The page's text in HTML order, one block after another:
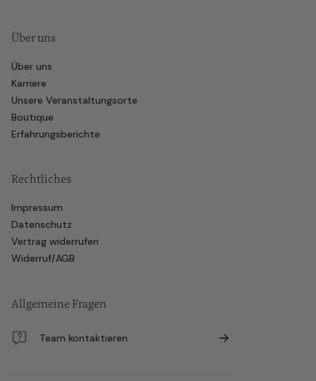
Über uns
Über uns
Karriere
Unsere Veranstaltungsorte
Boutique
Erfahrungsberichte
Rechtliches
Impressum
Datenschutz
Vertrag widerrufen
Widerruf/AGB
Allgemeine Fragen
Team kontaktieren